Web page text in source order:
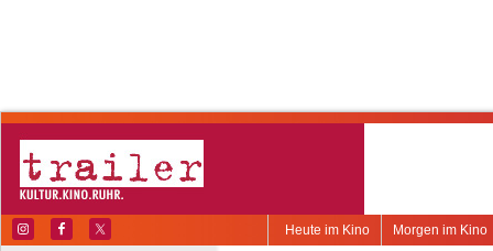
Morgen im Kino
Heute im Kino